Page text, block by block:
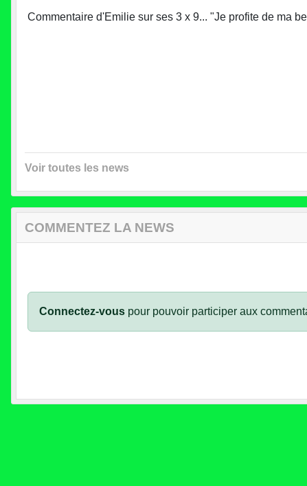
Commentaire d'Emilie sur ses 3 x 9... "Je profite de ma
Voir toutes les news
COMMENTEZ LA NEWS
Connectez-vous pour pouvoir participer aux